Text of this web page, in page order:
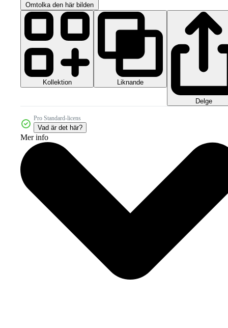
Omtolka den här bilden
Kollektion Liknande
Delge
Pro Standard-licens
Vad är det här?
Mer info